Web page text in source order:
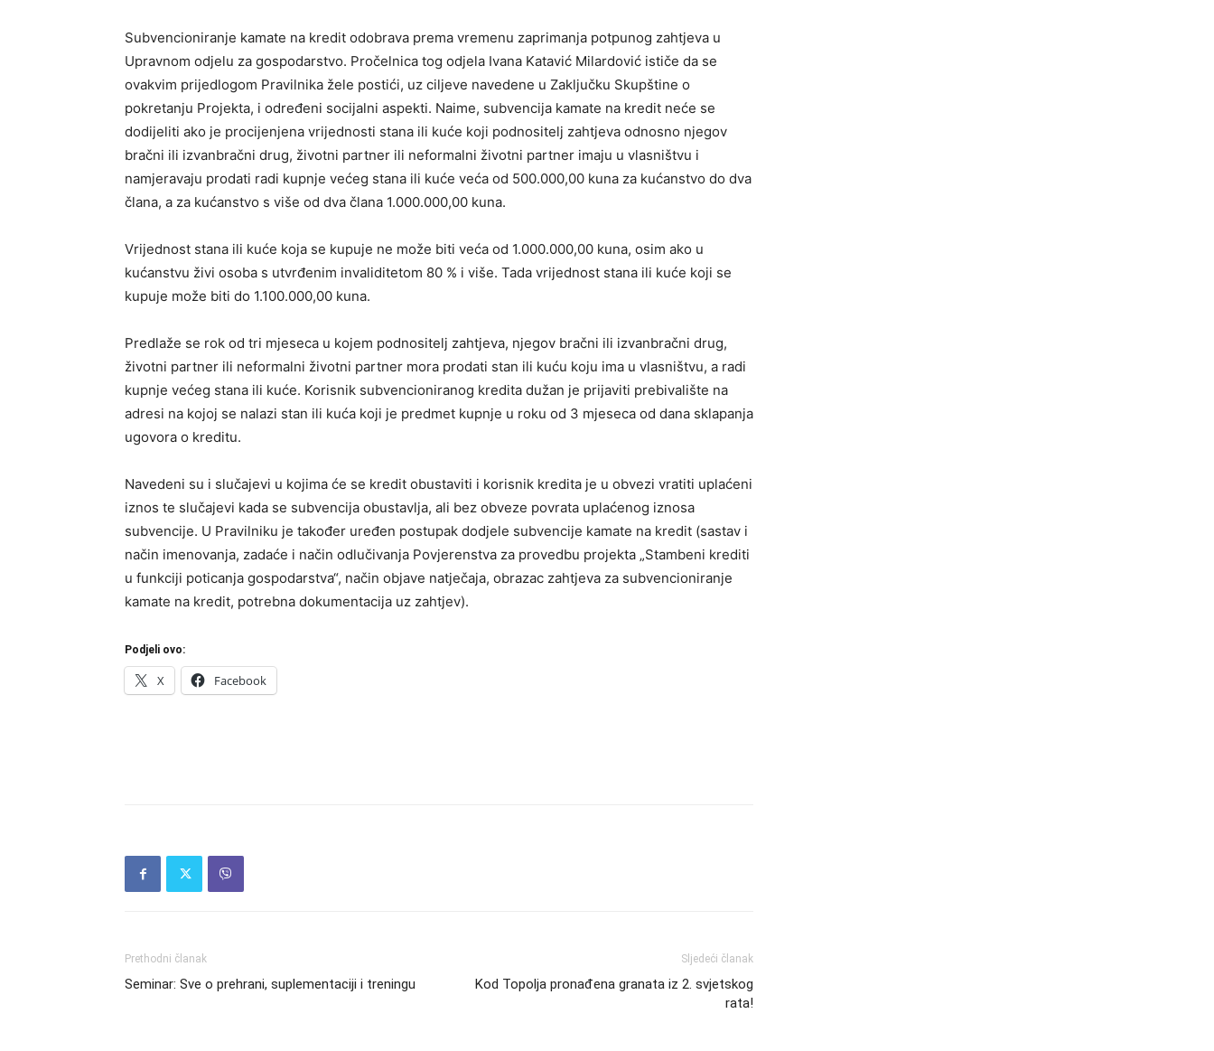
Subvencioniranje kamate na kredit odobrava prema vremenu zaprimanja potpunog zahtjeva u
Upravnom odjelu za gospodarstvo. Pročelnica tog odjela Ivana Katavić Milardović ističe da se
ovakvim prijedlogom Pravilnika žele postići, uz ciljeve navedene u Zaključku Skupštine o
pokretanju Projekta, i određeni socijalni aspekti. Naime, subvencija kamate na kredit neće se
dodijeliti ako je procijenjena vrijednosti stana ili kuće koji podnositelj zahtjeva odnosno njegov
bračni ili izvanbračni drug, životni partner ili neformalni životni partner imaju u vlasništvu i
namjeravaju prodati radi kupnje većeg stana ili kuće veća od 500.000,00 kuna za kućanstvo do dva
člana, a za kućanstvo s više od dva člana 1.000.000,00 kuna.
Vrijednost stana ili kuće koja se kupuje ne može biti veća od 1.000.000,00 kuna, osim ako u
kućanstvu živi osoba s utvrđenim invaliditetom 80 % i više. Tada vrijednost stana ili kuće koji se
kupuje može biti do 1.100.000,00 kuna.
Predlaže se rok od tri mjeseca u kojem podnositelj zahtjeva, njegov bračni ili izvanbračni drug,
životni partner ili neformalni životni partner mora prodati stan ili kuću koju ima u vlasništvu, a radi
kupnje većeg stana ili kuće. Korisnik subvencioniranog kredita dužan je prijaviti prebivalište na
adresi na kojoj se nalazi stan ili kuća koji je predmet kupnje u roku od 3 mjeseca od dana sklapanja
ugovora o kreditu.
Navedeni su i slučajevi u kojima će se kredit obustaviti i korisnik kredita je u obvezi vratiti uplaćeni
iznos te slučajevi kada se subvencija obustavlja, ali bez obveze povrata uplaćenog iznosa
subvencije. U Pravilniku je također uređen postupak dodjele subvencije kamate na kredit (sastav i
način imenovanja, zadaće i način odlučivanja Povjerenstva za provedbu projekta „Stambeni krediti
u funkciji poticanja gospodarstva“, način objave natječaja, obrazac zahtjeva za subvencioniranje
kamate na kredit, potrebna dokumentacija uz zahtjev).
Podjeli ovo:
X Facebook
Prethodni članak
Seminar: Sve o prehrani, suplementaciji i treningu
Sljedeći članak
Kod Topolja pronađena granata iz 2. svjetskog
rata!